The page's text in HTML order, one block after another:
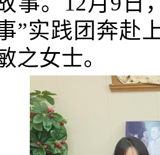
”实践团奔赴
之女士。